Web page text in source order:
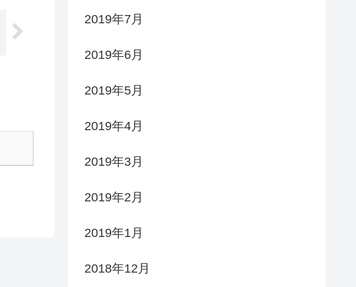
2019年7月
2019年6月
2019年5月
2019年4月
2019年3月
2019年2月
2019年1月
2018年12月